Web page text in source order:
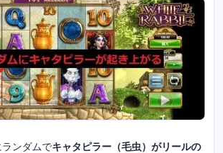
ンダムでキャタピラー（毛虫）がリールの